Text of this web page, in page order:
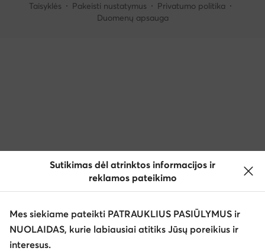
Taisyklės
Pakeisti nustatymus
Privatumo politika
Duomenų apsauga
Sutikimas dėl atrinktos informacijos ir
reklamos pateikimo
Mes siekiame pateikti PATRAUKLIUS PASIŪLYMUS ir
NUOLAIDAS, kurie labiausiai atitiks Jūsų poreikius ir
interesus.